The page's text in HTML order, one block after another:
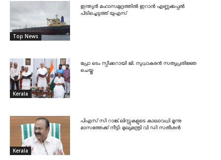
Top News
ഇന്ത്യൻ മഹാസമുദ്രത്തിൽ ഇറാൻ എണ്ണക്കപ്പൽ
പിടിച്ചെടുത്ത് യുഎസ്
Kerala
പ്രോ ടെം സ്പീക്കറായി ജി. സുധാകരൻ സത്യപ്രതിജ്ഞ
ചെയ്തു
Kerala
പിഎസ് സി റാങ്ക് ലിസ്റ്റുകളുടെ കാലാവധി മൂന്നു
മാസത്തേക്ക് നീട്ടി: മുഖ്യമന്ത്രി വി ഡി സതീശൻ